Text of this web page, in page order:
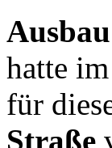
hatte
für
Straße